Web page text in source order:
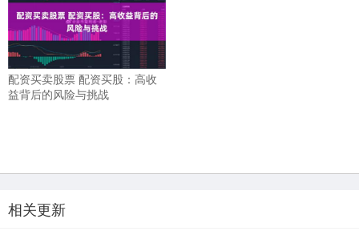
配资买卖股票 配资买股：高收
益背后的风险与挑战
相关更新